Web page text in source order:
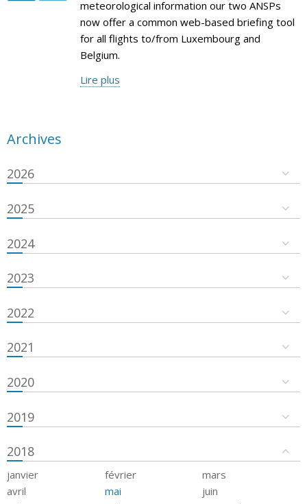
meteorological information our two ANSPs
now offer a common web-based briefing tool
for all flights to/from Luxembourg and
Belgium.
Lire plus
Archives
2026
2025
2024
2023
2022
2021
2020
2019
2018
janvier février
mars
avril
mai
juin